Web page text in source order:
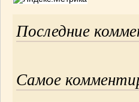
Последние
Самое